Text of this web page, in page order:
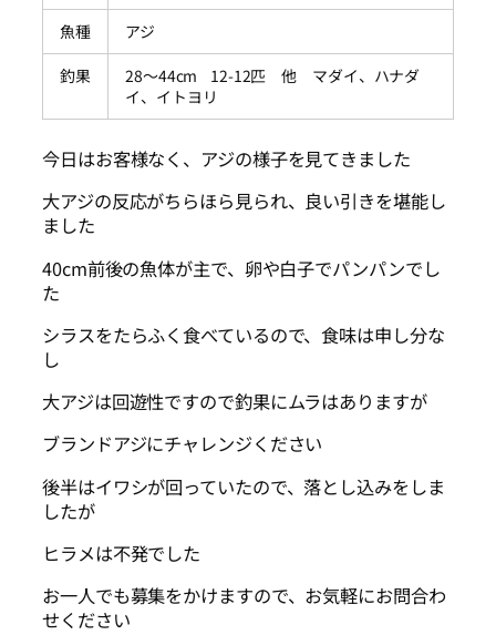
魚種
アジ
釣果
28～44cm 12-12匹 他 マダイ、ハナダ
イ、イトヨリ
今日はお客様なく、アジの様子を見てきました
大アジの反応がちらほら見られ、良い引きを堪能し
ました
40cm前後の魚体が主で、卵や白子でパンパンでし
た
シラスをたらふく食べているので、食味は申し分な
し
大アジは回遊性ですので釣果にムラはありますが
ブランドアジにチャレンジください
後半はイワシが回っていたので、落とし込みをしま
したが
ヒラメは不発でした
お一人でも募集をかけますので、お気軽にお問合わ
せください